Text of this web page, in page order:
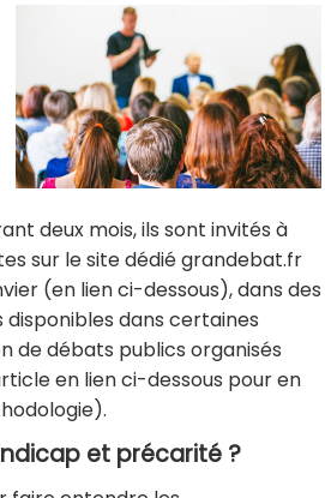
deux mois, ils sont invités à
sur le site dédié grandebat.fr
(en lien ci-dessous), dans des
dans certaines
de débats publics organisés
en lien ci-dessous pour en
et précarité ?